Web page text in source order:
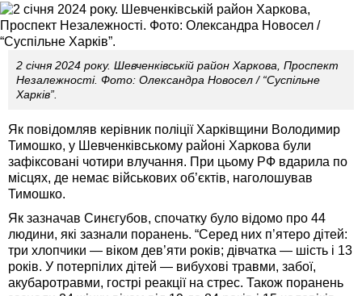
2 січня 2024 року. Шевченківській район Харкова, Проспект
Незалежності. Фото: Олександра Новосел / “Суспільне
Харків”.
Як повідомляв керівник поліції Харківщини Володимир
Тимошко, у Шевченківському районі Харкова були
зафіксовані чотири влучання. При цьому РФ вдарила по
місцях, де немає військових об’єктів, наголошував
Тимошко.
Як зазначав Синєгубов, спочатку було відомо про 44
людини, які зазнали поранень. “Серед них п’ятеро дітей:
три хлопчики — віком дев’яти років; дівчатка — шість і 13
років. У потерпілих дітей — вибухові травми, забої,
акубаротравми, гострі реакції на стрес. Також поранень